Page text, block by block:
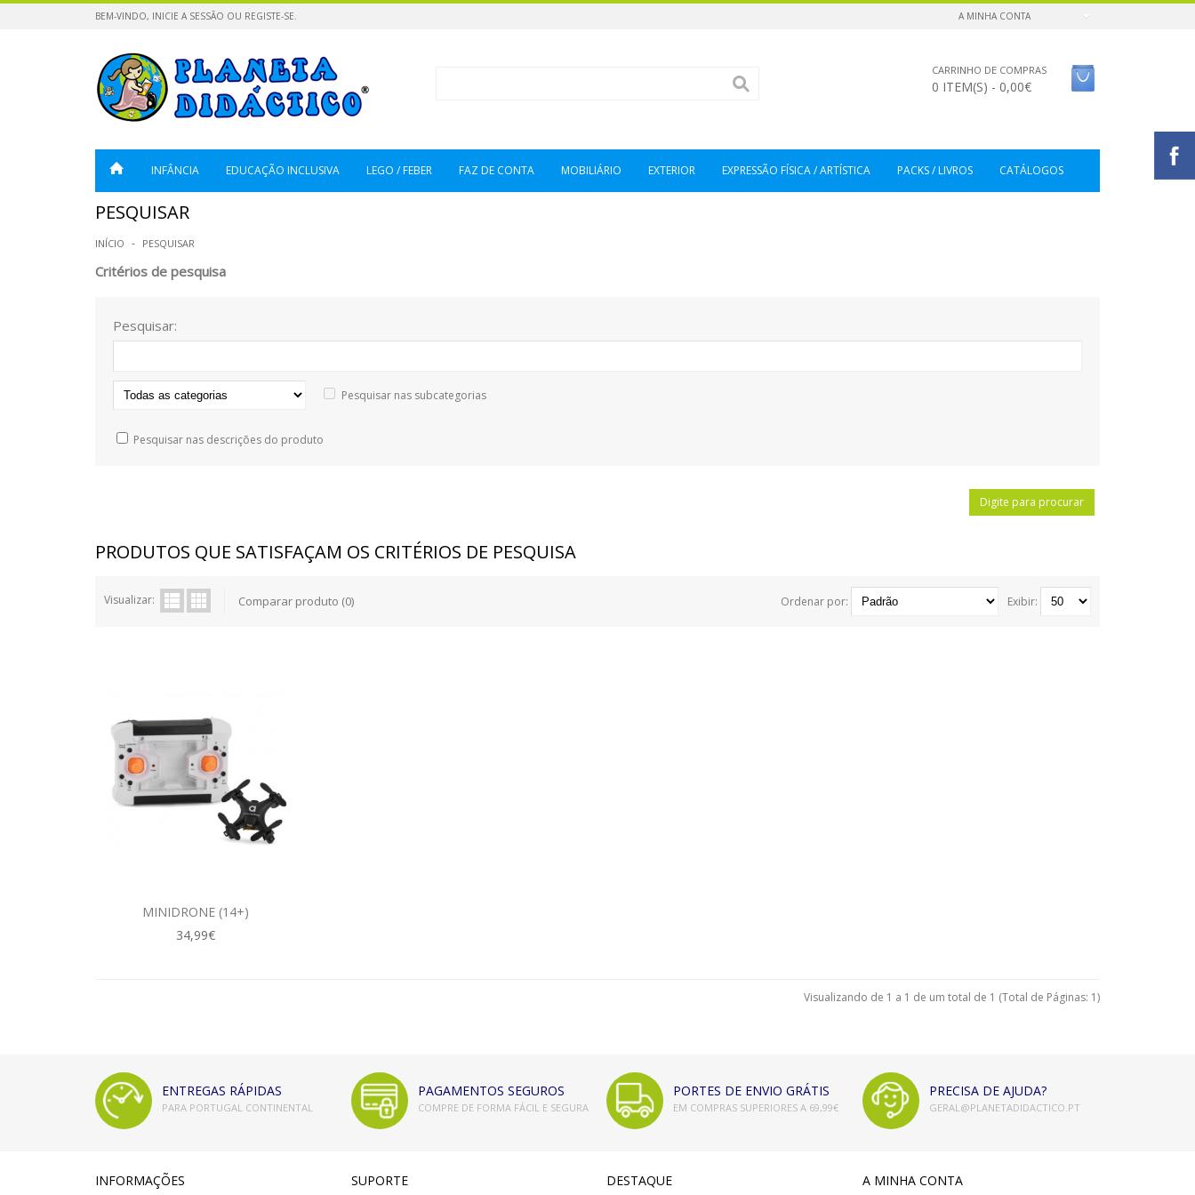
BEM-VINDO, INICIE A SESSÃO OU REGISTE-SE. A MINHA CONTA
CARRINHO DE COMPRAS
0 ITEM(S) - 0,00€
INFÂNCIA EDUCAÇÃO INCLUSIVA LEGO / FEBER FAZ DE CONTA MOBILIÁRIO EXTERIOR EXPRESSÃO FÍSICA / ARTÍSTICA PACKS / LIVROS CATÁLOGOS
PESQUISAR
INÍCIO PESQUISAR
Critérios de pesquisa
Pesquisar:
Pesquisar nas subcategorias
Pesquisar nas descrições do produto
PRODUTOS QUE SATISFAÇAM OS CRITÉRIOS DE PESQUISA
Visualizar: Comparar produto (0) Exibir:
Ordenar por:
MINIDRONE (14+)
34,99€
Visualizando de 1 a 1 de um total de 1 (Total de Páginas: 1)
ENTREGAS RÁPIDAS
PARA PORTUGAL CONTINENTAL
PAGAMENTOS SEGUROS
COMPRE DE FORMA FÁCIL E SEGURA
PORTES DE ENVIO GRÁTIS
EM COMPRAS SUPERIORES A 69,99€
PRECISA DE AJUDA?
GERAL@PLANETADIDACTICO.PT
INFORMAÇÕES SUPORTE DESTAQUE A MINHA CONTA